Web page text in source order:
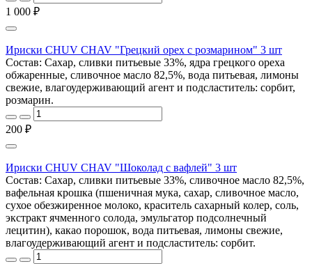
1 000 ₽
Ириски CHUV CHAV "Грецкий орех с розмарином" 3 шт
Состав: Сахар, сливки питьевые 33%, ядра грецкого ореха
обжаренные, сливочное масло 82,5%, вода питьевая, лимоны
свежие, влагоудерживающий агент и подсластитель: сорбит,
розмарин.
200 ₽
Ириски CHUV CHAV "Шоколад с вафлей" 3 шт
Состав: Сахар, сливки питьевые 33%, сливочное масло 82,5%,
вафельная крошка (пшеничная мука, сахар, сливочное масло,
сухое обезжиренное молоко, краситель сахарный колер, соль,
экстракт ячменного солода, эмульгатор подсолнечный
лецитин), какао порошок, вода питьевая, лимоны свежие,
влагоудерживающий агент и подсластитель: сорбит.